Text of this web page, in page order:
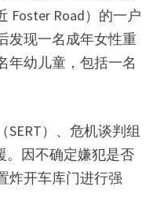
Foster Road）的一户
发现一名成年女性重
年幼儿童，包括一名
）、危机谈判组
。因不确定嫌犯是否
炸开车库门进行强